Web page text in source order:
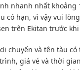
nhanh nhất khoảng
có hạn, vì vậy vui
trên Ekitan trước
chuyển và tên tàu có
giá vé và thời